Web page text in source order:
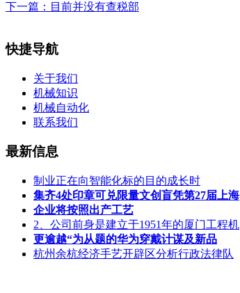
下一篇： 目前并没有查税部
快捷导航
关于我们
机械知识
机械自动化
联系我们
最新信息
制业正在向智能化标的目的成长时
集齐4处印章可兑限量文创盲凭第27届上海
企业将按照出产工艺
2、公司前身是建立于1951年的厦门工程机
更逾越“为从题的华为穿戴计谋及新品
杭州余杭经济手艺开辟区分析行政法律队